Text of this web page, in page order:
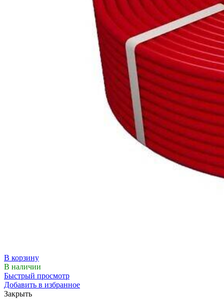
В корзину
В наличии
Быстрый просмотр
Добавить в избранное
Закрыть